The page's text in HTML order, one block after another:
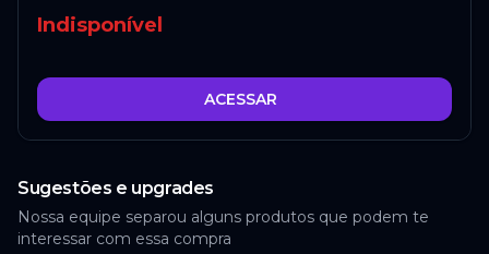
Indisponível
ACESSAR
Sugestões e upgrades
Nossa equipe separou alguns produtos que podem te
interessar com essa compra